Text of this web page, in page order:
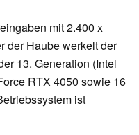
mit 2.400 x
der Haube werkelt der
13. Generation (Intel
RTX 4050 sowie 16
ist